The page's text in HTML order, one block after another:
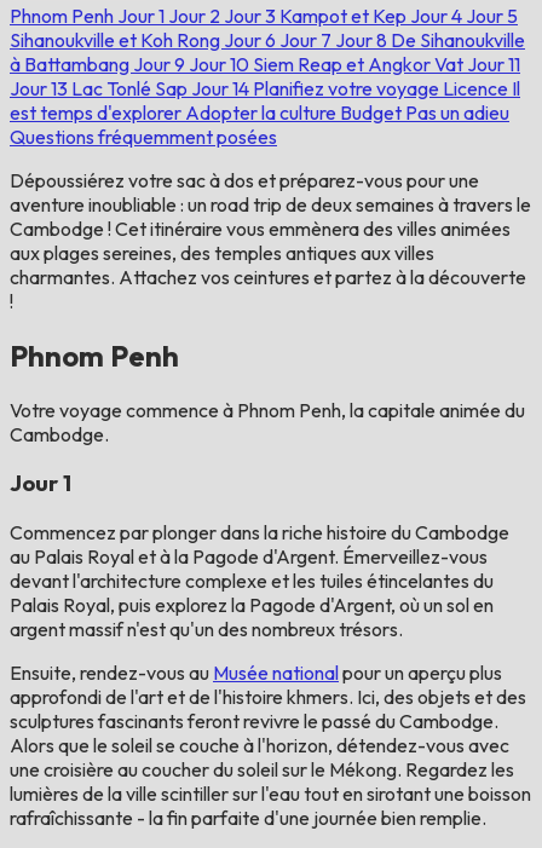
Phnom Penh Jour 1 Jour 2 Jour 3 Kampot et Kep Jour 4 Jour 5
Sihanoukville et Koh Rong Jour 6 Jour 7 Jour 8 De Sihanoukville
à Battambang Jour 9 Jour 10 Siem Reap et Angkor Vat Jour 11
Jour 13 Lac Tonlé Sap Jour 14 Planifiez votre voyage Licence Il
est temps d'explorer Adopter la culture Budget Pas un adieu
Questions fréquemment posées
Dépoussiérez votre sac à dos et préparez-vous pour une
aventure inoubliable : un road trip de deux semaines à travers le
Cambodge ! Cet itinéraire vous emmènera des villes animées
aux plages sereines, des temples antiques aux villes
charmantes. Attachez vos ceintures et partez à la découverte
!
Phnom Penh
Votre voyage commence à Phnom Penh, la capitale animée du
Cambodge.
Jour 1
Commencez par plonger dans la riche histoire du Cambodge
au Palais Royal et à la Pagode d'Argent. Émerveillez-vous
devant l'architecture complexe et les tuiles étincelantes du
Palais Royal, puis explorez la Pagode d'Argent, où un sol en
argent massif n'est qu'un des nombreux trésors.
Ensuite, rendez-vous au Musée nationalpour un aperçu plus
approfondi de l'art et de l'histoire khmers. Ici, des objets et des
sculptures fascinants feront revivre le passé du Cambodge.
Alors que le soleil se couche à l'horizon, détendez-vous avec
une croisière au coucher du soleil sur le Mékong. Regardez les
lumières de la ville scintiller sur l'eau tout en sirotant une boisson
rafraîchissante - la fin parfaite d'une journée bien remplie.